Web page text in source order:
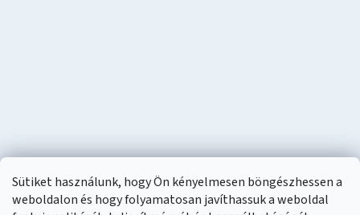
Sütiket használunk, hogy Ön kényelmesen böngészhessen a
weboldalon és hogy folyamatosan javíthassuk a weboldal